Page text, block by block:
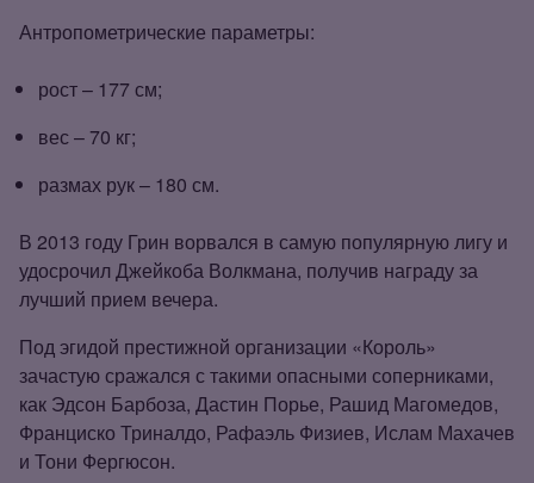
Антропометрические параметры:
рост – 177 см;
вес – 70 кг;
размах рук – 180 см.
В 2013 году Грин ворвался в самую популярную лигу и
удосрочил Джейкоба Волкмана, получив награду за
лучший прием вечера.
Под эгидой престижной организации «Король»
зачастую сражался с такими опасными соперниками,
как Эдсон Барбоза, Дастин Порье, Рашид Магомедов,
Франциско Триналдо, Рафаэль Физиев, Ислам Махачев
и Тони Фергюсон.